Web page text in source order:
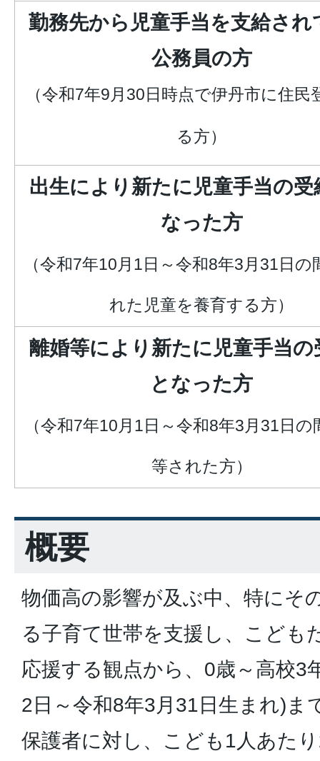
勤務先から児童手当を支給され
公務員の方
（令和7年9月30日時点で伊丹市に住民
る方）
出生により新たに児童手当の受
なった方
（令和7年10月1日～令和8年3月31日の
れた児童を養育する方）
離婚等により新たに児童手当の
となった方
（令和7年10月1日～令和8年3月31日の
等された方）
概要
物価高の影響が及ぶ中、特にそ
る子育て世帯を支援し、こども
応援する観点から、0歳～高校3
2日～令和8年3月31日生まれ)ま
保護者に対し、こども1人あた